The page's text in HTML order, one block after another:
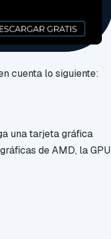
cuenta lo siguiente:
una tarjeta gráfica
de AMD, la GPU